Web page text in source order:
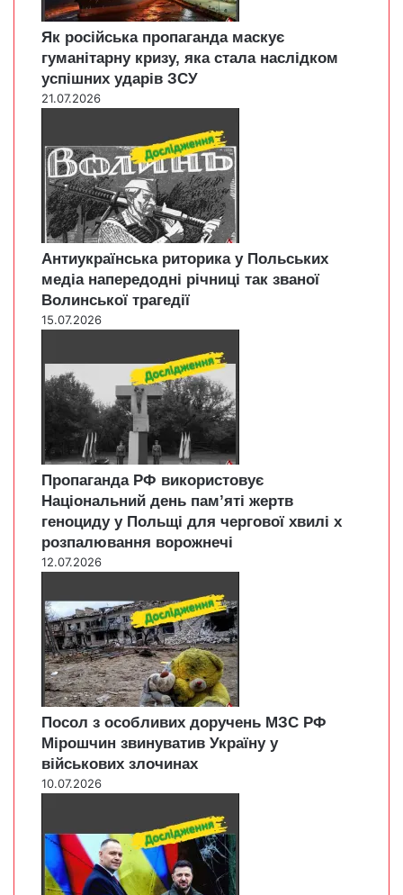
Як російська пропаганда маскує
гуманітарну кризу, яка стала наслідком
успішних ударів ЗСУ
21.07.2026
Антиукраїнська риторика у Польських
медіа напередодні річниці так званої
Волинської трагедії
15.07.2026
Пропаганда РФ використовує
Національний день пам’яті жертв
геноциду у Польщі для чергової хвилі х
розпалювання ворожнечі
12.07.2026
Посол з особливих доручень МЗС РФ
Мірошчин звинуватив Україну у
військових злочинах
10.07.2026